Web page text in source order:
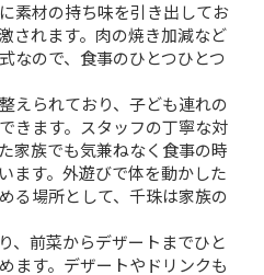
素材の持ち味を引き出してお
されます。肉の焼き加減など
なので、食事のひとつひとつ
えられており、子ども連れの
きます。スタッフの丁寧な対
家族でも気兼ねなく食事の時
ます。外遊びで体を動かした
る場所として、千珠は家族の
、前菜からデザートまでひと
ます。デザートやドリンクも